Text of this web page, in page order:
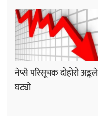
नेप्से परिसूचक दोहोरो अङ्कले
घट्यो